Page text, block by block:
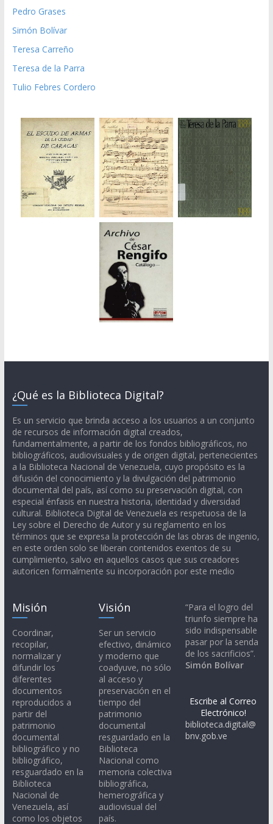
Pedro Grases
Simón Bolívar
Teresa Carreño
Teresa de la Parra
Tulio Febres Cordero
¿Qué es la Biblioteca Digital?
Es un servicio que brinda acceso a los usuarios a un conjunto
de recursos de información digital creados,
fundamentalmente, a partir de los fondos bibliográficos, no
bibliográficos, audiovisuales y de origen digital, pertenecientes
a la Biblioteca Nacional de Venezuela, cuyo propósito es la
difusión del conocimiento y la divulgación del patrimonio
documental del país, así como su preservación digital, con
especial énfasis en nuestra historia, identidad y diversidad
cultural. Biblioteca Digital de Venezuela es respetuosa de la
Ley sobre el Derecho de Autor y su reglamento en los
términos que se expresa la protección de las obras de ingenio,
en este orden solo se liberan contenidos exentos de su
cumplimiento, salvo en aquellos casos que sus creadores
autoricen formalmente su incorporación por este medio
Misión
Coordinar,
recopilar,
normalizar y
difundir los
diferentes
documentos
reproducidos a
partir del
patrimonio
documental
bibliográfico y no
bibliográfico,
resguardado en la
Biblioteca
Nacional de
Venezuela, así
como los objetos
Visión
Ser un servicio
efectivo, dinámico
y moderno que
coadyuve, no sólo
al acceso y
preservación en el
tiempo del
patrimonio
documental
resguardado en la
Biblioteca
Nacional como
memoria colectiva
bibliográfica,
hemerográfica y
audiovisual del
país.
“Para el logro del
triunfo siempre ha
sido indispensable
pasar por la senda
de los sacrificios”.
Simón Bolívar
Escribe al Correo
Electrónico!
biblioteca.digital@
bnv.gob.ve